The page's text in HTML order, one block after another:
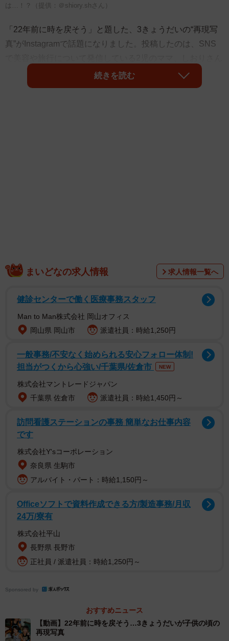
は…！？（提供：＠shiory.shさん）
「22年前に時を戻そう」と題した、3きょうだいの“再現写
真”がInstagramで話題になりました。投稿したのは、SNS
）。現在と幼少期の3人の姿に、「全員美
形！」「子どもの頃からビジュ良い…！」と反響が寄せら
ゴールデンウィークに、祖母の自宅へ集まったしおりさ
年前に撮ったきょうだい写真を再現することに…！動画
は、現在の3人が少し照れくさそうに笑いながら、当時の写
真と同じ位置に並ぶシーンから始まります。
一番後ろに座るのが長男さんで、しおりさんの隣に座る
のが次男さん。3人で笑い合う姿が、とてもほほ笑ましく映
ります。
続きを読む
まいどなの求人情報 求人情報一覧へ
健診センターで働く医療事務スタッフ
Man to Man株式会社 岡山オフィス
岡山県 岡山市
派遣社員：時給1,250円
一般事務/不安なく始められる安心フォロー体制!
担当がつくから心強い/千葉県/佐倉市
NEW
株式会社マントレードジャパン
千葉県 佐倉市
派遣社員：時給1,450円～
訪問看護ステーションの事務 簡単なお仕事内容
です
株式会社Y'sコーポレーション
奈良県 生駒市
アルバイト・パート：時給1,150円～
Officeソフトで資料作成できる方/製造事務/月収
24万/寮有
株式会社平山
長野県 長野市
正社員 / 派遣社員：時給1,250円～
Sponsored by
おすすめニュース
【動画】22年前に時を戻そう…3きょうだいが子供の頃の
再現写真